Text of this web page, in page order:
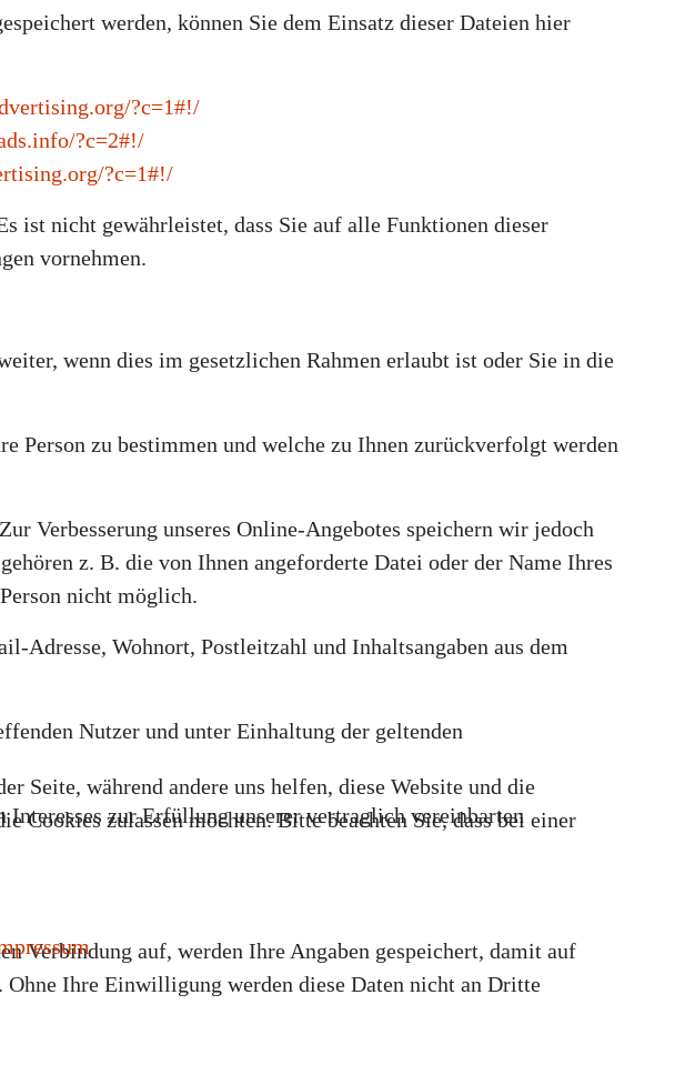
werden, können Sie dem Einsatz dieser Dateien hier
?c=1#!/
?c=2#!/
?c=1#!/
ist nicht gewährleistet, dass Sie auf alle Funktionen dieser
vornehmen.
wenn dies im gesetzlichen Rahmen erlaubt ist oder Sie in die
Person zu bestimmen und welche zu Ihnen zurückverfolgt werden
Verbesserung unseres Online-Angebotes speichern wir jedoch
z. B. die von Ihnen angeforderte Datei oder der Name Ihres
nicht möglich.
Adresse, Wohnort, Postleitzahl und Inhaltsangaben aus dem
Nutzer und unter Einhaltung der geltenden
Interesses zur Erfüllung unserer vertraglich vereinbarten
Verbindung auf, werden Ihre Angaben gespeichert, damit auf
Ihre Einwilligung werden diese Daten nicht an Dritte
Seite, während andere uns helfen, diese Website und die
Cookies zulassen möchten. Bitte beachten Sie, dass bei einer